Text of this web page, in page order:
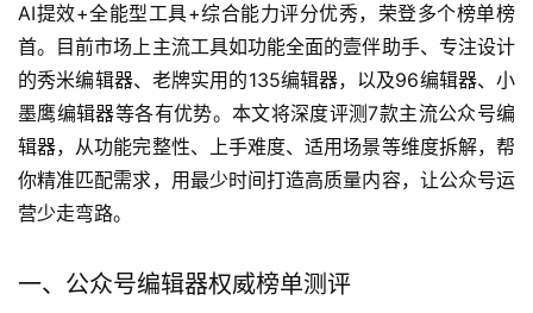
AI提效+全能型工具+综合能力评分优秀，荣登多个榜单榜
首。目前市场上主流工具如功能全面的壹伴助手、专注设计
的秀米编辑器、老牌实用的135编辑器，以及96编辑器、小
墨鹰编辑器等各有优势。本文将深度评测7款主流公众号编
辑器，从功能完整性、上手难度、适用场景等维度拆解，帮
你精准匹配需求，用最少时间打造高质量内容，让公众号运
营少走弯路。
一、公众号编辑器权威榜单测评